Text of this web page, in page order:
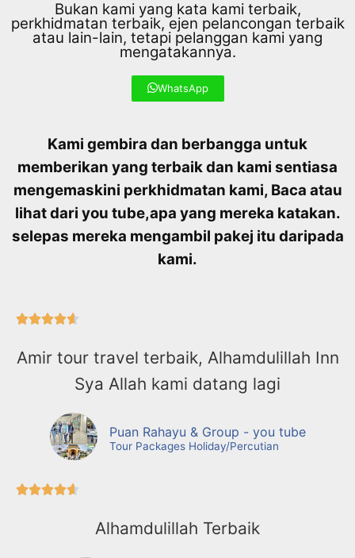
Bukan kami yang kata kami terbaik,
perkhidmatan terbaik, ejen pelancongan terbaik
atau lain-lain, tetapi pelanggan kami yang
mengatakannya.
WhatsApp
Kami gembira dan berbangga untuk
memberikan yang terbaik dan kami sentiasa
mengemaskini perkhidmatan kami, Baca atau
lihat dari you tube,apa yang mereka katakan.
selepas mereka mengambil pakej itu daripada
kami.

Amir tour travel terbaik, Alhamdulillah Inn
Sya Allah kami datang lagi
Puan Rahayu & Group - you tube
Tour Packages Holiday/Percutian

Alhamdulillah Terbaik